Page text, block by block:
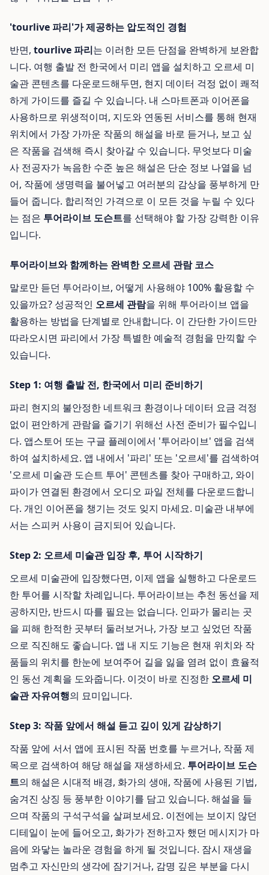
'tourlive 파리'가 제공하는 압도적인 경험
반면, tourlive 파리는 이러한 모든 단점을 완벽하게 보완합
니다. 여행 출발 전 한국에서 미리 앱을 설치하고 오르세 미
술관 콘텐츠를 다운로드해두면, 현지 데이터 걱정 없이 쾌적
하게 가이드를 즐길 수 있습니다. 내 스마트폰과 이어폰을
사용하므로 위생적이며, 지도와 연동된 서비스를 통해 현재
위치에서 가장 가까운 작품의 해설을 바로 듣거나, 보고 싶
은 작품을 검색해 즉시 찾아갈 수 있습니다. 무엇보다 미술
사 전공자가 녹음한 수준 높은 해설은 단순 정보 나열을 넘
어, 작품에 생명력을 불어넣고 여러분의 감상을 풍부하게 만
들어 줍니다. 합리적인 가격으로 이 모든 것을 누릴 수 있다
는 점은 투어라이브 도슨트를 선택해야 할 가장 강력한 이유
입니다.
투어라이브와 함께하는 완벽한 오르세 관람 코스
말로만 듣던 투어라이브, 어떻게 사용해야 100% 활용할 수
있을까요? 성공적인 오르세 관람을 위해 투어라이브 앱을
활용하는 방법을 단계별로 안내합니다. 이 간단한 가이드만
따라오시면 파리에서 가장 특별한 예술적 경험을 만끽할 수
있습니다.
Step 1: 여행 출발 전, 한국에서 미리 준비하기
파리 현지의 불안정한 네트워크 환경이나 데이터 요금 걱정
없이 편안하게 관람을 즐기기 위해선 사전 준비가 필수입니
다. 앱스토어 또는 구글 플레이에서 '투어라이브' 앱을 검색
하여 설치하세요. 앱 내에서 '파리' 또는 '오르세'를 검색하여
'오르세 미술관 도슨트 투어' 콘텐츠를 찾아 구매하고, 와이
파이가 연결된 환경에서 오디오 파일 전체를 다운로드합니
다. 개인 이어폰을 챙기는 것도 잊지 마세요. 미술관 내부에
서는 스피커 사용이 금지되어 있습니다.
Step 2: 오르세 미술관 입장 후, 투어 시작하기
오르세 미술관에 입장했다면, 이제 앱을 실행하고 다운로드
한 투어를 시작할 차례입니다. 투어라이브는 추천 동선을 제
공하지만, 반드시 따를 필요는 없습니다. 인파가 몰리는 곳
을 피해 한적한 곳부터 둘러보거나, 가장 보고 싶었던 작품
으로 직진해도 좋습니다. 앱 내 지도 기능은 현재 위치와 작
품들의 위치를 한눈에 보여주어 길을 잃을 염려 없이 효율적
인 동선 계획을 도와줍니다. 이것이 바로 진정한 오르세 미
술관 자유여행의 묘미입니다.
Step 3: 작품 앞에서 해설 듣고 깊이 있게 감상하기
작품 앞에 서서 앱에 표시된 작품 번호를 누르거나, 작품 제
목으로 검색하여 해당 해설을 재생하세요. 투어라이브 도슨
트의 해설은 시대적 배경, 화가의 생애, 작품에 사용된 기법,
숨겨진 상징 등 풍부한 이야기를 담고 있습니다. 해설을 들
으며 작품의 구석구석을 살펴보세요. 이전에는 보이지 않던
디테일이 눈에 들어오고, 화가가 전하고자 했던 메시지가 마
음에 와닿는 놀라운 경험을 하게 될 것입니다. 잠시 재생을
멈추고 자신만의 생각에 잠기거나, 감명 깊은 부분을 다시